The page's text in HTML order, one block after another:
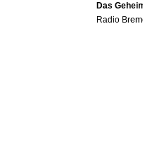
Das
Radio